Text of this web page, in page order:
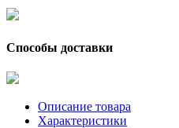
Способы доставки
Описание товара
Характеристики